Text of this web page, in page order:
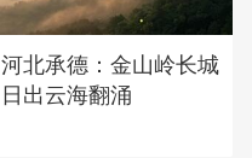
河北承德：金山岭长城
日出云海翻涌